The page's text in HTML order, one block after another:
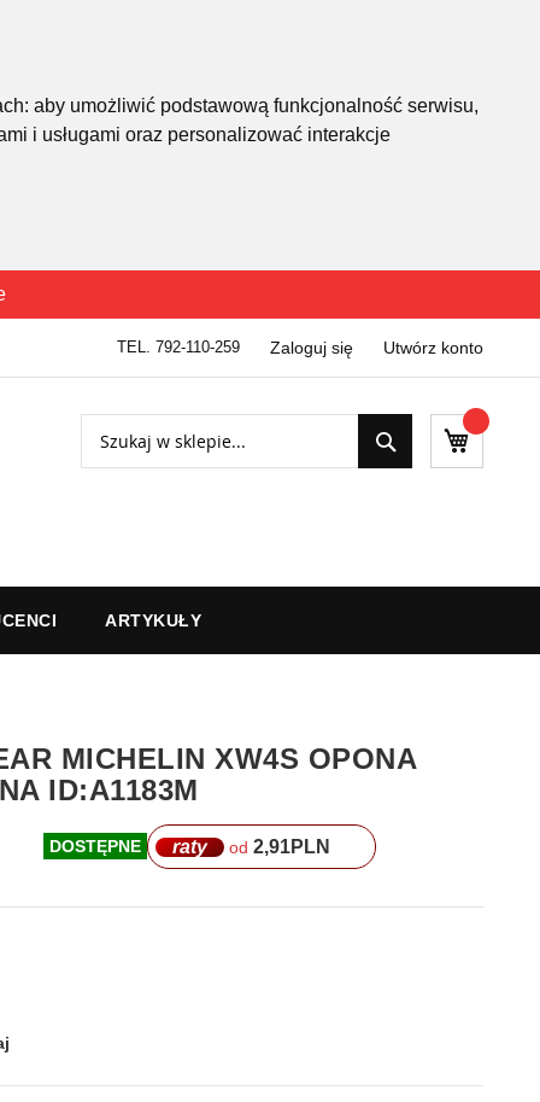
aby umożliwić podstawową funkcjonalność serwisu,
i usługami oraz personalizować interakcje
TEL. 792-110-259 Zaloguj się Utwórz konto
Mój
Szukaj
ARTYKUŁY
MICHELIN XW4S OPONA
ID:A1183M
DOSTĘPNE raty od 2,91PLN